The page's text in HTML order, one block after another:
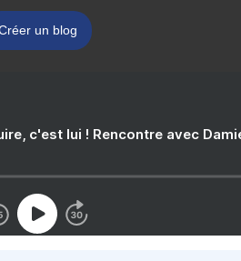
un blog
c'est lui ! Rencontre avec